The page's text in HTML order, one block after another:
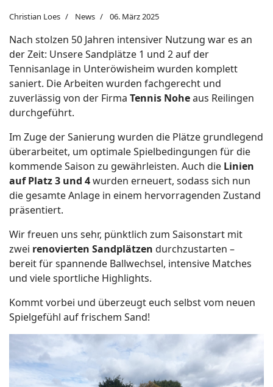
Christian Loes News 06. März 2025
Nach stolzen 50 Jahren intensiver Nutzung war es an
der Zeit: Unsere Sandplätze 1 und 2 auf der
Tennisanlage in Unteröwisheim wurden komplett
saniert. Die Arbeiten wurden fachgerecht und
zuverlässig von der Firma Tennis Noheaus Reilingen
durchgeführt.
Im Zuge der Sanierung wurden die Plätze grundlegend
überarbeitet, um optimale Spielbedingungen für die
kommende Saison zu gewährleisten. Auch die Linien
auf Platz 3 und 4wurden erneuert, sodass sich nun
die gesamte Anlage in einem hervorragenden Zustand
präsentiert.
Wir freuen uns sehr, pünktlich zum Saisonstart mit
zwei renovierten Sandplätzen durchzustarten –
bereit für spannende Ballwechsel, intensive Matches
und viele sportliche Highlights.
Kommt vorbei und überzeugt euch selbst vom neuen
Spielgefühl auf frischem Sand!